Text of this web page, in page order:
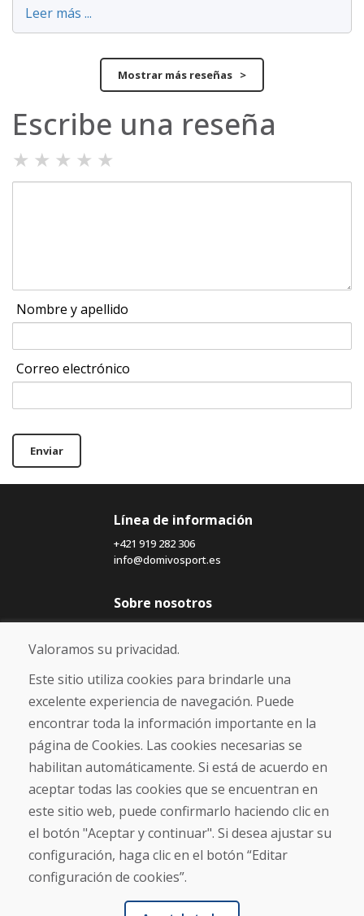
Leer más ...
Mostrar más reseñas >
Escribe una reseña
★ ★ ★ ★ ★
Nombre y apellido
Correo electrónico
Enviar
Línea de información
+421 919 282 306
info@domivosport.es
Sobre nosotros
Blog
Sobre nosotros
Comercio
Contacto
Compra
Tienda electrónica
Envío y pago
NORMAS DE RECLAMACIÓN
Devolución y cambio de mercancías
Política de privacidad
Cookies
Valoramos su privacidad.
Este sitio utiliza cookies para brindarle una
excelente experiencia de navegación. Puede
encontrar toda la información importante en la
página de Cookies. Las cookies necesarias se
habilitan automáticamente. Si está de acuerdo en
aceptar todas las cookies que se encuentran en
este sitio web, puede confirmarlo haciendo clic en
el botón "Aceptar y continuar". Si desea ajustar su
configuración, haga clic en el botón “Editar
configuración de cookies”.